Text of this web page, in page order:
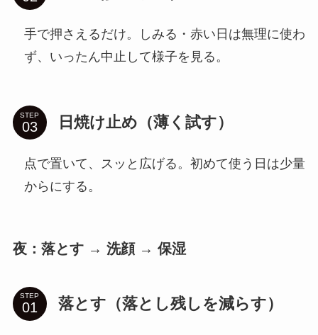
手で押さえるだけ。しみる・赤い日は無理に使わ
ず、いったん中止して様子を見る。
STEP 日焼け止め（薄く試す）
点で置いて、スッと広げる。初めて使う日は少量
からにする。
夜：落とす → 洗顔 → 保湿
STEP 落とす（落とし残しを減らす）